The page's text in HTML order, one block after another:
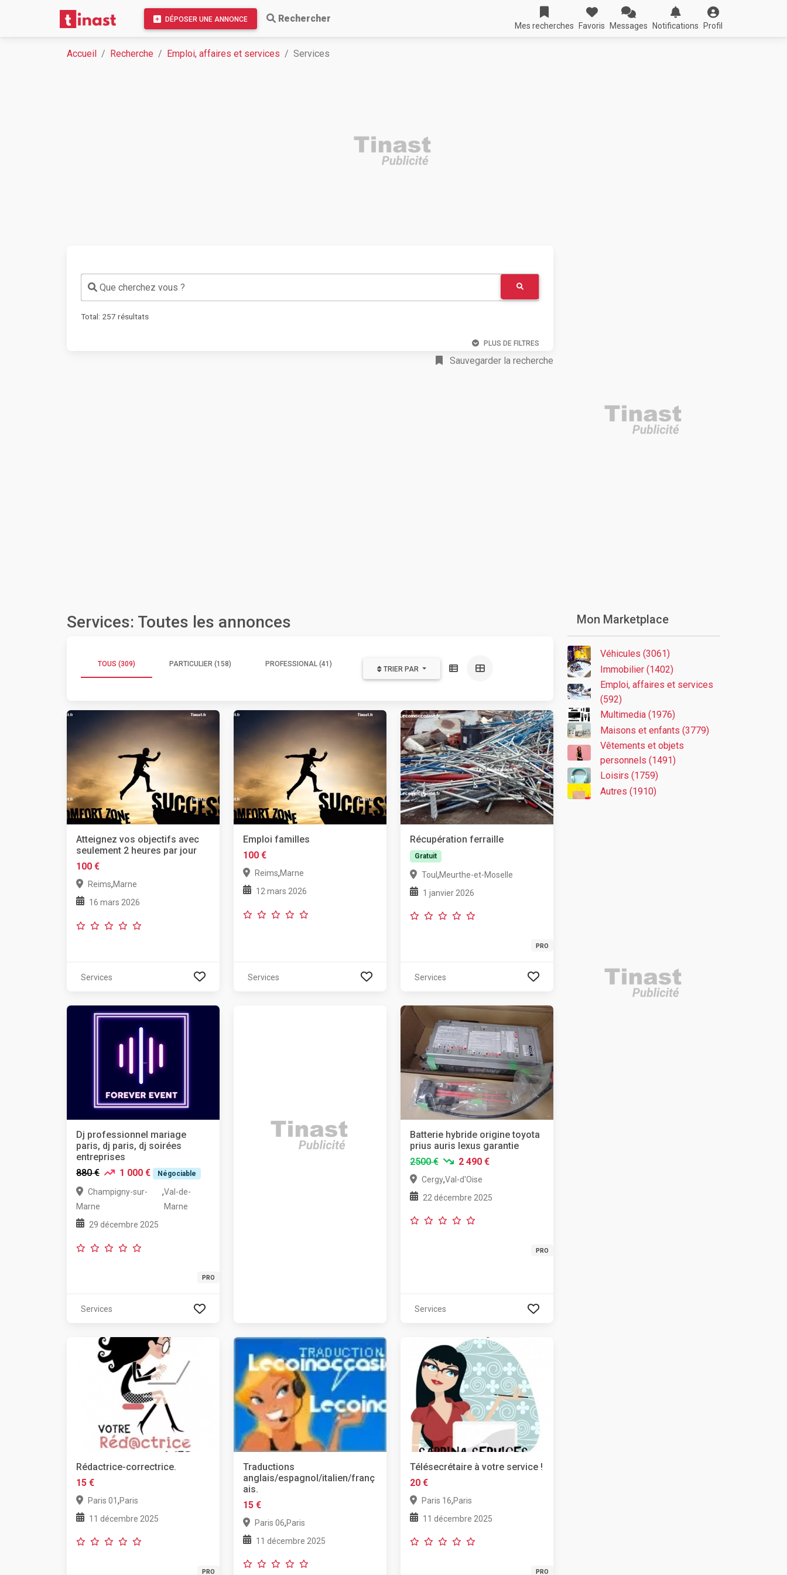
DÉPOSER UNE ANNONCE Rechercher
Mes recherches Favoris Messages Notifications Profil
Accueil Recherche Emploi, affaires et services Services
Que cherchez vous ?
Total: 257 résultats
PLUS DE FILTRES
Sauvegarder la recherche
Services: Toutes les annonces
TOUS (309) PARTICULIER (158) PROFESSIONAL (41)
TRIER PAR
Atteignez vos objectifs avec
seulement 2 heures par jour
100 €
Reims,Marne
16 mars 2026
Services
Emploi familles
100 €
Reims,Marne
12 mars 2026
Services
Récupération ferraille
Gratuit
Toul,Meurthe-et-Moselle
1 janvier 2026
PRO
Services
Dj professionnel mariage
paris, dj paris, dj soirées
entreprises
880 €
1 000 € Négociable
Champigny-sur-
Marne
,Val-de-
Marne
29 décembre 2025
PRO
Services
Batterie hybride origine toyota
prius auris lexus garantie
2500 €
2 490 €
Cergy,Val-d'Oise
22 décembre 2025
PRO
Services
Rédactrice-correctrice.
15 €
Paris 01 ,Paris
11 décembre 2025
PRO
Traductions
anglais/espagnol/italien/franç
ais.
15 €
Paris 06,Paris
11 décembre 2025
Télésecrétaire à votre service !
20 €
Paris 16,Paris
11 décembre 2025
PRO
Mon Marketplace
Véhicules (3061)
Immobilier (1402)
Emploi, affaires et services
(592)
Multimedia (1976)
Maisons et enfants (3779)
Vêtements et objets
personnels (1491)
Loisirs (1759)
Autres (1910)